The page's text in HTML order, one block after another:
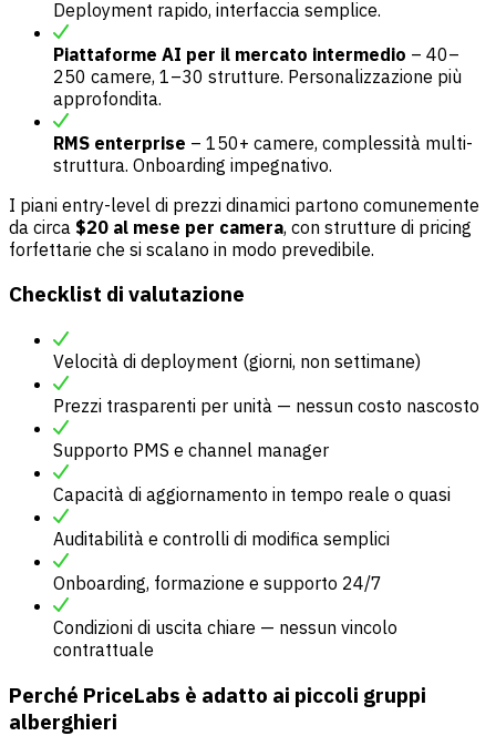
Deployment rapido, interfaccia semplice.
Piattaforme AI per il mercato intermedio – 40–
250 camere, 1–30 strutture. Personalizzazione più
approfondita.
RMS enterprise – 150+ camere, complessità multi-
struttura. Onboarding impegnativo.
I piani entry-level di prezzi dinamici partono comunemente
da circa $20 al mese per camera, con strutture di pricing
forfettarie che si scalano in modo prevedibile.
Checklist di valutazione
Velocità di deployment (giorni, non settimane)
Prezzi trasparenti per unità — nessun costo nascosto
Supporto PMS e channel manager
Capacità di aggiornamento in tempo reale o quasi
Auditabilità e controlli di modifica semplici
Onboarding, formazione e supporto 24/7
Condizioni di uscita chiare — nessun vincolo
contrattuale
Perché PriceLabs è adatto ai piccoli gruppi
alberghieri